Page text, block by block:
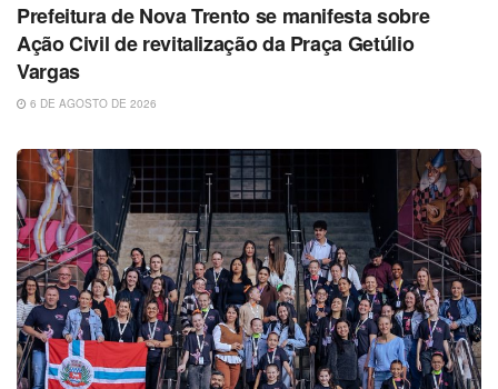
Prefeitura de Nova Trento se manifesta sobre
Ação Civil de revitalização da Praça Getúlio
Vargas
6 DE AGOSTO DE 2026